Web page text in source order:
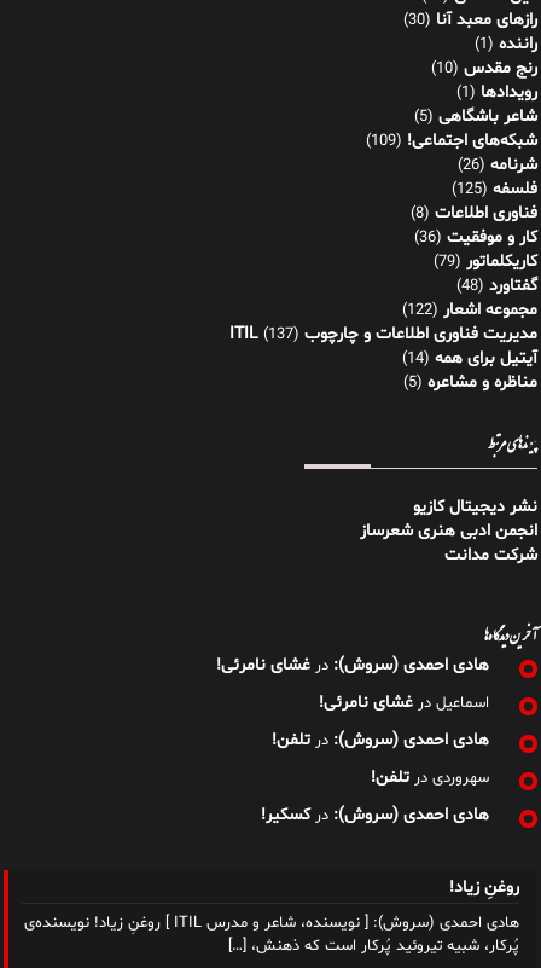
رازهای معبد آنا (30)
راننده (1)
رنج مقدس (10)
رویدادها (1)
شاعر باشگاهی (5)
شبکه‌های اجتماعی! (109)
شرنامه (26)
فلسفه (125)
فناوری اطلاعات (8)
کار و موفقیت (36)
کاریکلماتور (79)
گفتاورد (48)
مجموعه اشعار (122)
مدیریت فناوری اطلاعات و چارچوب ITIL (137)
آیتیل برای همه (14)
مناظره و مشاعره (5)
پیوندهای مرتبط
نشر دیجیتال کازیو
انجمن ادبی هنری شعرساز
شرکت مدانت
آخرین دیدگاه‌ها
هادی احمدی (سروش): در غشای نامرئی!
اسماعیل در غشای نامرئی!
هادی احمدی (سروش): در تلفن!
سهروردی در تلفن!
هادی احمدی (سروش): درکسکیر!
روغنِ زیاد!
هادی احمدی (سروش): [ نویسنده، شاعر و مدرس ITIL ] روغنِ زیاد! نویسنده‌ی
پُرکار، شبیه تیروئید پُرکار است که ذهنش، […]